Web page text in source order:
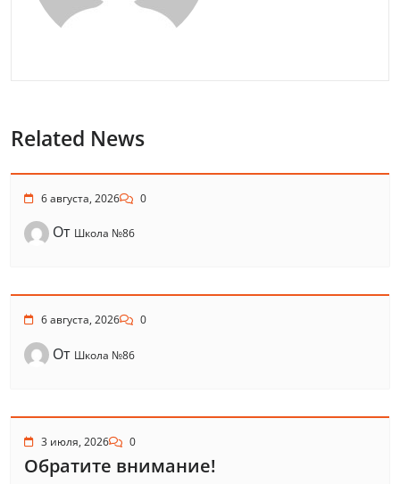
Related News
6 августа, 2026 0
От Школа №86
6 августа, 2026 0
От Школа №86
3 июля, 2026 0
Обратите внимание!